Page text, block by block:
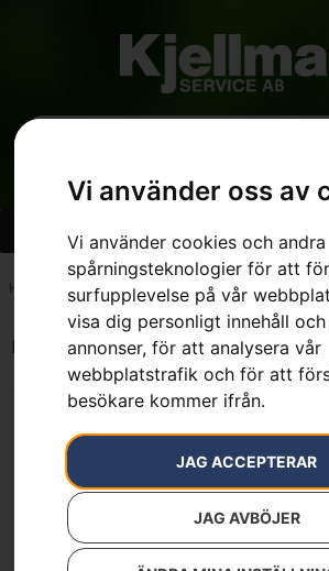
Vi använder oss av
Vi använder cookies och andra
spårningsteknologier för att
surfupplevelse på vår
visa dig personligt innehåll
annonser, för att analysera vår
webbplatstrafik och för att
besökare kommer ifrån.
JAG ACCEPTERAR
JAG AVBÖJER
Hem 7392930735989
Endast ett sökresultat
Husqvarna ST 324